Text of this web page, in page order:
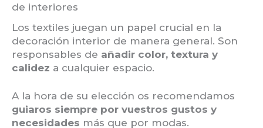
de interiores
Los textiles juegan un papel crucial en la
decoración interior de manera general. Son
responsables de añadir color, textura y
calidez a cualquier espacio.
A la hora de su elección os recomendamos
guiaros siempre por vuestros gustos y
necesidades más que por modas.